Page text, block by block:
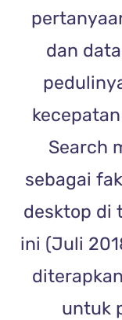
dan
Search
sebagai
desktop di
ini (Juli
untuk